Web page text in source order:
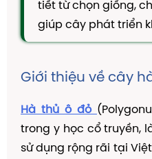
TAM THẤT MẬT ONG
CAO DÂY THÌA CANH
KIẾN THỨC
Kiến Thức Về Ho
Kiến Thức Về Dạ Dày
Kiến Thức Về Đại Tràng
tiết từ chọn giống,
giúp cây phát triển
Giới thiệu về cây
Hà thủ ô đỏ
trong y học cổ truyền,
sử dụng rộng rãi tại